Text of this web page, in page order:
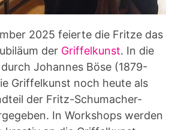
2025 feierte die Fritze das
der Griffelkunst. In die
Johannes Böse (1879-
Griffelkunst noch heute als
der Fritz-Schumacher-
In Workshops werden